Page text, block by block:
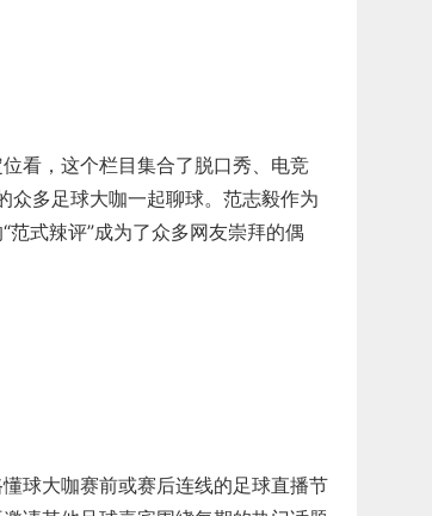
看，这个栏目集合了脱口秀、电竞
众多足球大咖一起聊球。范志毅作为
式辣评”成为了众多网友崇拜的偶
球大咖赛前或赛后连线的足球直播节